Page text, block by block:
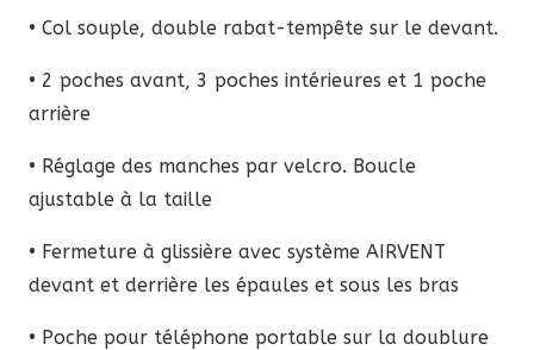
• Col souple, double rabat-tempête sur le devant.
• 2 poches avant, 3 poches intérieures et 1 poche
arrière
• Réglage des manches par velcro. Boucle
ajustable à la taille
• Fermeture à glissière avec système AIRVENT
devant et derrière les épaules et sous les bras
• Poche pour téléphone portable sur la doublure